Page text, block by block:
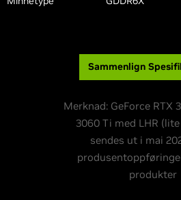
Sammenlign
Merknad: GeForce RTX
3060 Ti med LHR
sendes ut i mai
produkter